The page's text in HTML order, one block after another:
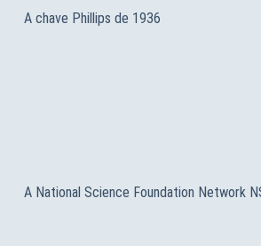
A chave Phillips de 1936
A National Science Foundation Network